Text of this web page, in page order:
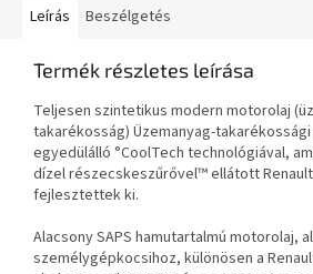
Leírás Beszélgetés
Termék részletes leírása
Teljesen szintetikus modern motorolaj
takarékosság) Üzemanyag-
egyedülálló °CoolTech technológiával,
dízel részecskeszűrővel™ ellátott
fejlesztettek ki.
Alacsony SAPS hamutartalmú motorolaj,
személygépkocsihoz, különösen a